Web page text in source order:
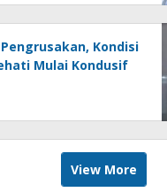
Kondisi
Mulai Kondusif
View More